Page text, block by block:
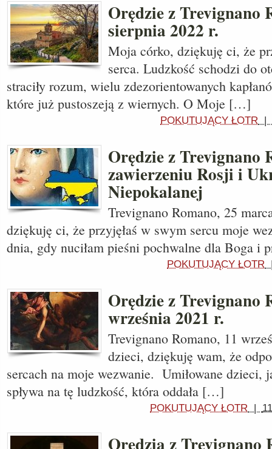
Orędzie z Trevignano
sierpnia 2022 r.
Moja córko, dziękuję ci, że
serca. Ludzkość schodzi do
straciły rozum, wielu zdezorientowanych
które już pustoszeją z wiernych. O Moje […]
POKUTUJĄCY ŁOTR |
Orędzie z Trevignano
zawierzeniu Rosji i
Niepokalanej
Trevignano Romano, 25
dziękuję ci, że przyjęłaś w swym sercu moje
dnia, gdy nuciłam pieśni pochwalne dla Boga i
POKUTUJĄCY ŁOTR
Orędzie z Trevignano
września 2021 r.
Trevignano Romano, 11
dzieci, dziękuję wam, że
sercach na moje wezwanie. Umiłowane dzieci,
spływa na tę ludzkość, która oddała […]
POKUTUJĄCY ŁOTR |
Orędzia z Trevignano